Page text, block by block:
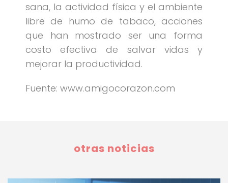
sana, la actividad física y el ambiente
libre de humo de tabaco, acciones
que han mostrado ser una forma
costo efectiva de salvar vidas y
mejorar la productividad.
Fuente: www.amigocorazon.com
otras noticias